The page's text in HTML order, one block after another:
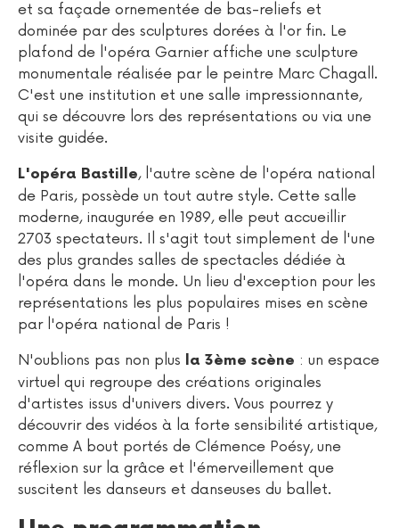
et sa façade ornementée de bas-reliefs et
dominée par des sculptures dorées à l'or fin. Le
plafond de l'opéra Garnier affiche une sculpture
monumentale réalisée par le peintre Marc Chagall.
C'est une institution et une salle impressionnante,
qui se découvre lors des représentations ou via une
visite guidée.
L'opéra Bastille, l'autre scène de l'opéra national
de Paris, possède un tout autre style. Cette salle
moderne, inaugurée en 1989, elle peut accueillir
2703 spectateurs. Il s'agit tout simplement de l'une
des plus grandes salles de spectacles dédiée à
l'opéra dans le monde. Un lieu d'exception pour les
représentations les plus populaires mises en scène
par l'opéra national de Paris !
N'oublions pas non plus la 3ème scène : un espace
virtuel qui regroupe des créations originales
d'artistes issus d'univers divers. Vous pourrez y
découvrir des vidéos à la forte sensibilité artistique,
comme A bout portés de Clémence Poésy, une
réflexion sur la grâce et l'émerveillement que
suscitent les danseurs et danseuses du ballet.